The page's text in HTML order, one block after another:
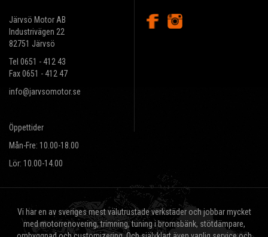
Järvsö Motor AB
Industrivägen 22
82751 Järvsö
Tel 0651 - 412 43
Fax 0651 - 412 47
info@jarvsomotor.se
Öppettider
Mån-Fre: 10.00-18.00
Lör: 10.00-14.00
Vi har en av sveriges mest välutrustade verkstäder och jobbar mycket
med motorrenovering, trimning, tuning i bromsbänk, stötdämpare,